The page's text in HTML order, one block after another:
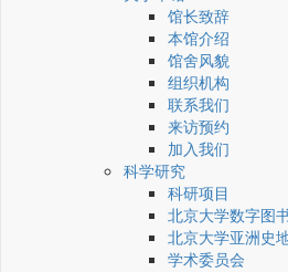
馆长致辞
本馆介绍
馆舍风貌
组织机构
联系我们
来访预约
加入我们
科学研究
科研项目
北京大学数字图
北京大学亚洲史
学术委员会